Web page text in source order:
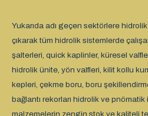
Yukarıda adı geçen sektörlere
çıkarak tüm hidrolik sistemlerde
şalterleri, quick kaplinler, küresel
hidrolik ünite, yön valfleri, kilit kollu
kepleri, çekme boru, boru
bağlantı rekorları hidrolik ve
malzemelerin zengin stok ve kaliteli